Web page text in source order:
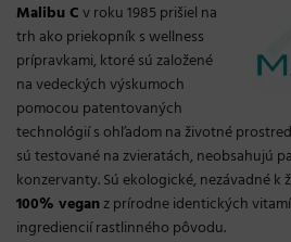
Malibu Cv roku 1985 prišiel na
trh ako priekopník s wellness
prípravkami, ktoré sú založené
na vedeckých výskumoch
pomocou patentovaných
technológií s ohľadom na životné
sú testované na zvieratách, neobsahujú
konzervanty. Sú ekologické, nezávadné
100% veganz prírodne identických
ingrediencií rastlinného pôvodu.